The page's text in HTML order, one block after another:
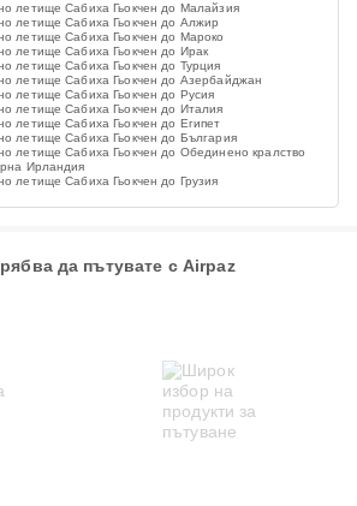
летище Сабиха Гьокчен до Малайзия
летище Сабиха Гьокчен до Алжир
летище Сабиха Гьокчен до Мароко
летище Сабиха Гьокчен до Ирак
летище Сабиха Гьокчен до Турция
летище Сабиха Гьокчен до Азербайджан
летище Сабиха Гьокчен до Русия
летище Сабиха Гьокчен до Италия
летище Сабиха Гьокчен до Египет
летище Сабиха Гьокчен до България
летище Сабиха Гьокчен до Обединено кралство
Ирландия
летище Сабиха Гьокчен до Грузия
да пътувате с Airpaz